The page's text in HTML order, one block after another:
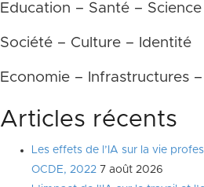
Education – Santé – Science
Société – Culture – Identité
Economie – Infrastructures
Articles récents
Les effets de l’IA sur la vie
OCDE, 2022 7 août 2026